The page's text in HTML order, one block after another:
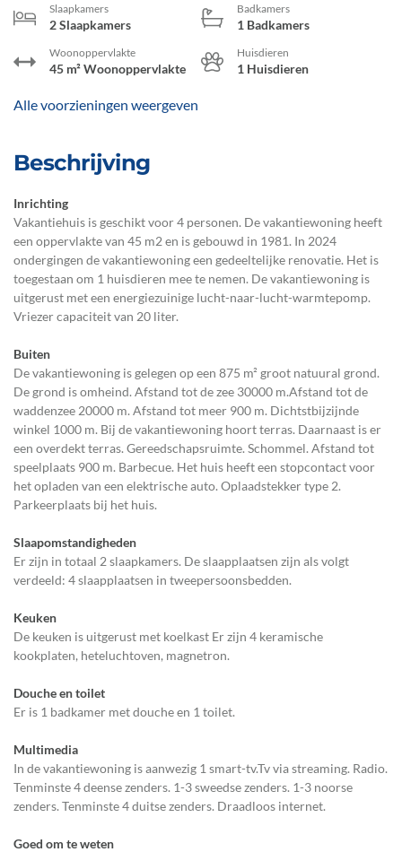
Slaapkamers
2 Slaapkamers
Badkamers
1 Badkamers
Woonoppervlakte
45 m² Woonoppervlakte
Huisdieren
1 Huisdieren
Alle voorzieningen weergeven
Beschrijving
Inrichting
Vakantiehuis is geschikt voor 4 personen. De vakantiewoning heeft
een oppervlakte van 45 m2 en is gebouwd in 1981. In 2024
ondergingen de vakantiewoning een gedeeltelijke renovatie. Het is
toegestaan om 1 huisdieren mee te nemen. De vakantiewoning is
uitgerust met een energiezuinige lucht-naar-lucht-warmtepomp.
Vriezer capaciteit van 20 liter.
Buiten
De vakantiewoning is gelegen op een 875 m² groot natuural grond.
De grond is omheind. Afstand tot de zee 30000 m.Afstand tot de
waddenzee 20000 m. Afstand tot meer 900 m. Dichtstbijzijnde
winkel 1000 m. Bij de vakantiewoning hoort terras. Daarnaast is er
een overdekt terras. Gereedschapsruimte. Schommel. Afstand tot
speelplaats 900 m. Barbecue. Het huis heeft een stopcontact voor
het opladen van een elektrische auto. Oplaadstekker type 2.
Parkeerplaats bij het huis.
Slaapomstandigheden
Er zijn in totaal 2 slaapkamers. De slaapplaatsen zijn als volgt
verdeeld: 4 slaapplaatsen in tweepersoonsbedden.
Keuken
De keuken is uitgerust met koelkast Er zijn 4 keramische
kookplaten, heteluchtoven, magnetron.
Douche en toilet
Er is 1 badkamer met douche en 1 toilet.
Multimedia
In de vakantiewoning is aanwezig 1 smart-tv.Tv via streaming. Radio.
Tenminste 4 deense zenders. 1-3 sweedse zenders. 1-3 noorse
zenders. Tenminste 4 duitse zenders. Draadloos internet.
Goed om te weten